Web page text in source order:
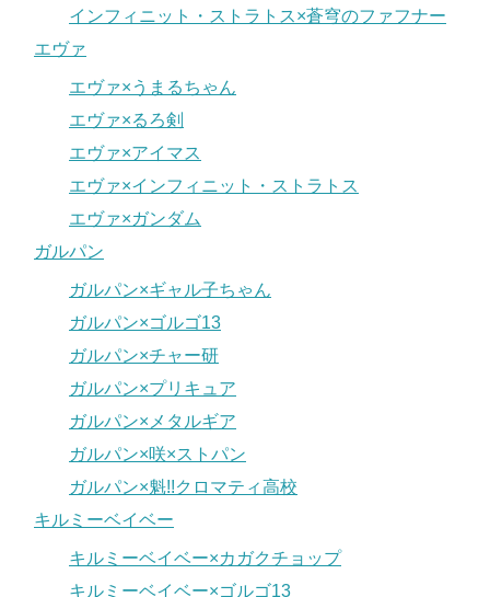
インフィニット・ストラトス×蒼穹のファフナー
エヴァ
エヴァ×うまるちゃん
エヴァ×るろ剣
エヴァ×アイマス
エヴァ×インフィニット・ストラトス
エヴァ×ガンダム
ガルパン
ガルパン×ギャル子ちゃん
ガルパン×ゴルゴ13
ガルパン×チャー研
ガルパン×プリキュア
ガルパン×メタルギア
ガルパン×咲×ストパン
ガルパン×魁!!クロマティ高校
キルミーベイベー
キルミーベイベー×カガクチョップ
キルミーベイベー×ゴルゴ13